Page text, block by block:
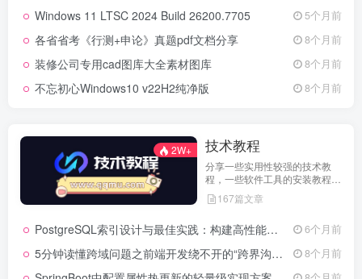
Windows 11 LTSC 2024 Build 26200.7705 5个月前
各省省考《行测+申论》真题pdf文档分享 8个月前
装修公司专用cad图库大全素材图库 8个月前
不忘初心Windows10 v22H2纯净版 8个月前
2W+ 技术教程
分享一些实用性较强的技术教
程，一些软件工具的安装教程，
以及一些工具的实用方法，环境
配置等等
167篇文章
PostgreSQL索引设计与最佳实践：构建高性能数据库的基石 6个月前
5分钟读懂跨域问题之前端开发绕不开的“跨界沟通”难题 8个月前